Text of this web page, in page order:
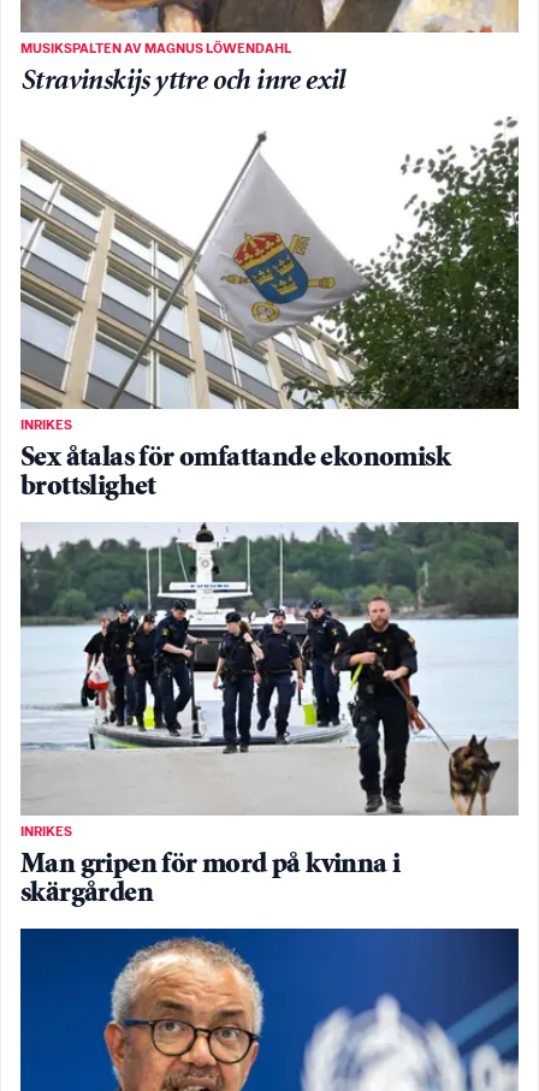
MUSIKSPALTEN AV MAGNUS LÖWENDAHL
Stravinskijs yttre och inre exil
INRIKES
Sex åtalas för omfattande ekonomisk
brottslighet
INRIKES
Man gripen för mord på kvinna i
skärgården